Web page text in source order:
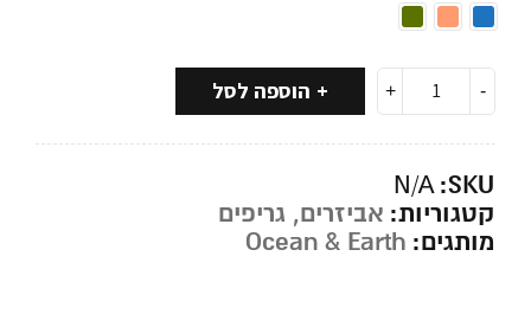
הוספה לסל
SKU:
N/A
קטגוריות: אביזרים, גריפים
מותגים: Ocean & Earth